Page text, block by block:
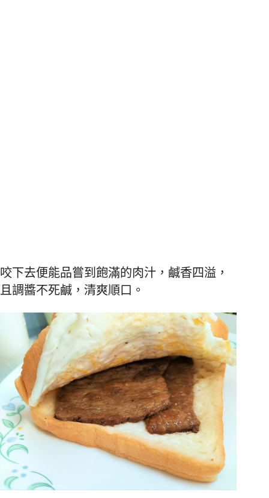
咬下去便能品嘗到飽滿的肉汁，鹹香四溢，
且調醬不死鹹，清爽順口。